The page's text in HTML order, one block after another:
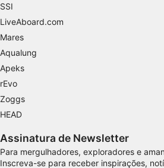
SSI
LiveAboard.com
Mares
Aqualung
Apeks
rEvo
Zoggs
HEAD
Assinatura de Newsletter
Para mergulhadores, exploradores e
Inscreva-se para receber inspirações,